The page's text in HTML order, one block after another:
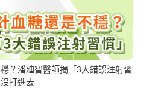
？潘廸智醫師揭「3大錯誤注射習
打進去